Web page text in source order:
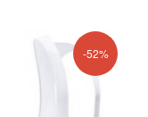
-52%